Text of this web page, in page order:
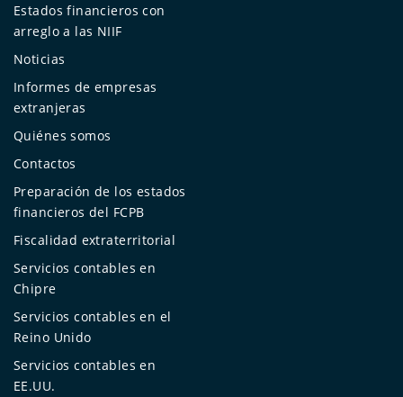
Estados financieros con
arreglo a las NIIF
Noticias
Informes de empresas
extranjeras
Quiénes somos
Contactos
Preparación de los estados
financieros del FCPB
Fiscalidad extraterritorial
Servicios contables en
Chipre
Servicios contables en el
Reino Unido
Servicios contables en
EE.UU.